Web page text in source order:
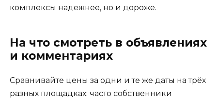
комплексы надежнее, но и дороже.
На что смотреть в объявлениях
и комментариях
Сравнивайте цены за одни и те же даты на трёх
разных площадках: часто собственники